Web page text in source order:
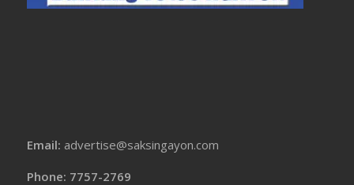
Email: advertise@saksingayon.com
Phone: 7757-2769